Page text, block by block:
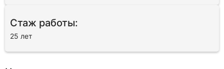
Стаж работы:
25 лет